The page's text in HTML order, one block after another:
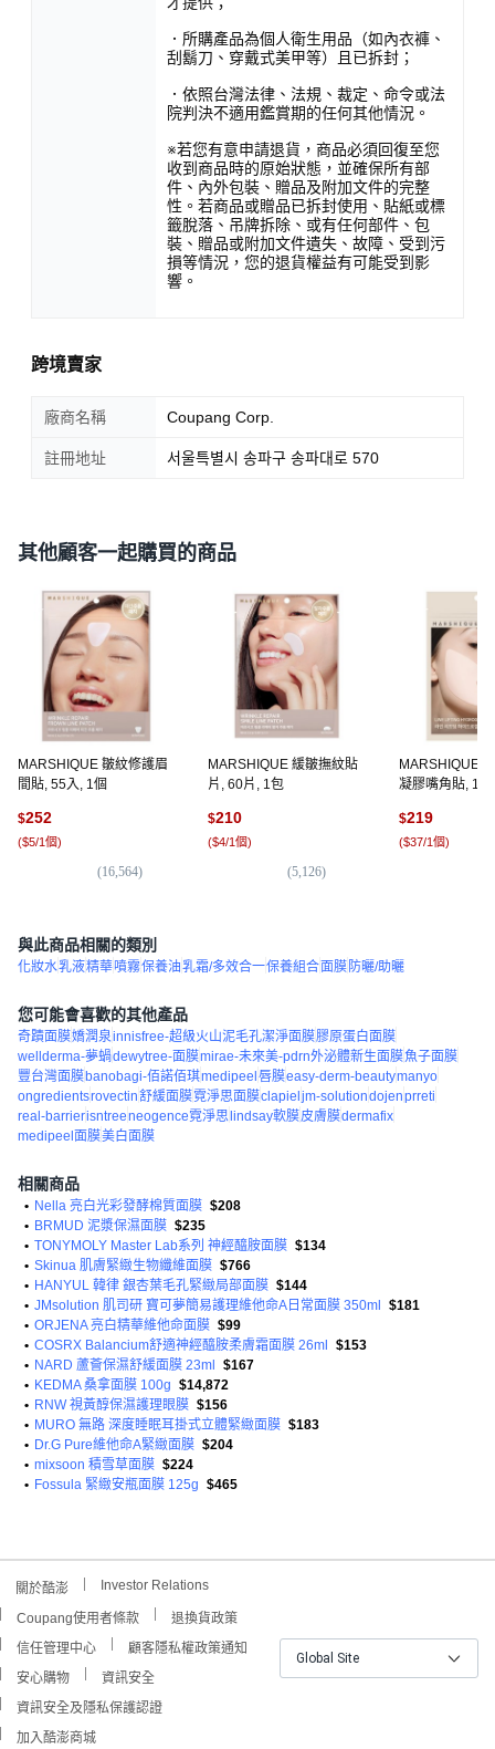
．所購產品為個人衛生用品（如內衣褲、
刮鬍刀、穿戴式美甲等）且已拆封；
．依照台灣法律、法規、裁定、命令或法
院判決不適用鑑賞期的任何其他情況。
※若您有意申請退貨，商品必須回復至您
收到商品時的原始狀態，並確保所有部
件、內外包裝、贈品及附加文件的完整
性。若商品或贈品已拆封使用、貼紙或標
籤脫落、吊牌拆除、或有任何部件、包
裝、贈品或附加文件遺失、故障、受到污
損等情況，您的退貨權益有可能受到影
響。
跨境賣家
廠商名稱 Coupang Corp.
註冊地址 서울특별시 송파구 송파대로 570
其他顧客一起購買的商品
MARSHIQUE 皺紋修護眉
間貼, 55入, 1個
$252
($5/1個)
(16,564)
MARSHIQUE 緩皺撫紋貼
片, 60片, 1包
$210
($4/1個)
(5,126)
MARSHIQUE
凝膠嘴角貼, 1
$219
($37/1個)
與此商品相關的類別
化妝水乳液精華噴霧保養油乳霜/多效合一保養組合面膜 防曬/助曬
您可能會喜歡的其他產品
奇蹟面膜嬌潤泉innisfree-超級火山泥毛孔潔淨面膜膠原蛋白面膜
wellderma-夢蝸dewytree-面膜mirae-未來美-pdrn外泌體新生面膜魚子面膜
豐台灣面膜banobagi-佰諾佰琪medipeel唇膜easy-derm-beautymanyo
ongredientsrovectin舒緩面膜霓淨思面膜clapieljm-solutiondojenprreti
real-barrierisntreeneogence霓淨思lindsay軟膜皮膚膜dermafix
medipeel面膜美白面膜
相關商品
• Nella 亮白光彩發酵棉質面膜 $208
• BRMUD 泥漿保濕面膜 $235
• TONYMOLY Master Lab系列 神經醯胺面膜 $134
• Skinua 肌膚緊緻生物纖維面膜 $766
• HANYUL 韓律 銀杏葉毛孔緊緻局部面膜 $144
• JMsolution 肌司研 寶可夢簡易護理維他命A日常面膜 350ml $181
• ORJENA 亮白精華維他命面膜 $99
• COSRX Balancium舒適神經醯胺柔膚霜面膜 26ml $153
• NARD 蘆薈保濕舒緩面膜 23ml $167
• KEDMA 桑拿面膜 100g $14,872
• RNW 視黃醇保濕護理眼膜 $156
• MURO 無路 深度睡眠耳掛式立體緊緻面膜 $183
• Dr.G Pure維他命A緊緻面膜 $204
• mixsoon 積雪草面膜 $224
• Fossula 緊緻安瓶面膜 125g $465
關於酷澎 Investor Relations
Coupang使用者條款
退換貨政策
信任管理中心
顧客隱私權政策通知
安心購物
資訊安全
資訊安全及隱私保護認證
加入酷澎商城
Global Site